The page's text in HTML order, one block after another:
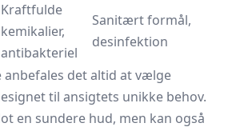
Kraftfulde
kemikalier,
antibakteriel
Sanitært formål,
desinfektion
anbefales det altid at vælge
til ansigtets unikke behov.
en sundere hud, men kan også